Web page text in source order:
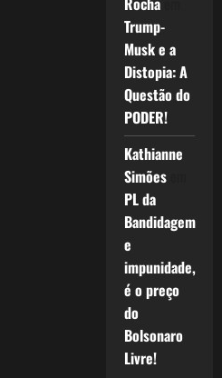
Trump-
Musk e a
Distopia: A
Questão do
PODER!
Kathianne
Simõesem
PL da
Bandidagem
e
impunidade,
é o preço
do
Bolsonaro
Livre!